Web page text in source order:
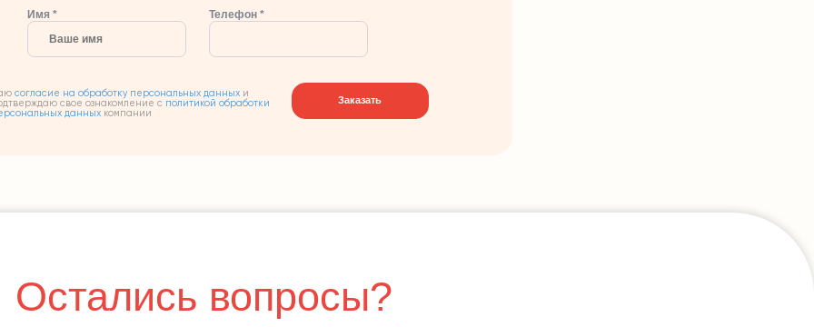
Имя * Телефон *
согласие на обработку персональных данных и
свое ознакомление с политикой обработки
данных компании
Заказать
Остались вопросы?